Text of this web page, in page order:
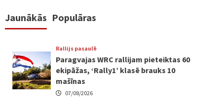
Jaunākās Populāras
Rallijs pasaulē
Paragvajas WRC rallijam pieteiktas 60
ekipāžas, ‘Rally1’ klasē brauks 10
mašīnas
07/08/2026